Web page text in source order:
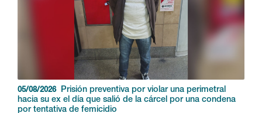
05/08/2026
Prisión preventiva por violar una perimetral
hacia su ex el día que salió de la cárcel por una condena
por tentativa de femicidio